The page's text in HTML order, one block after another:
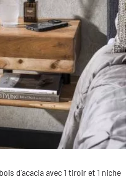
d'acacia avec 1 tiroir et 1 niche